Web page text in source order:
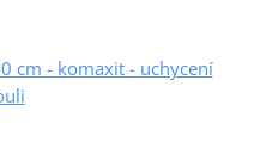
cm - komaxit - uchycení